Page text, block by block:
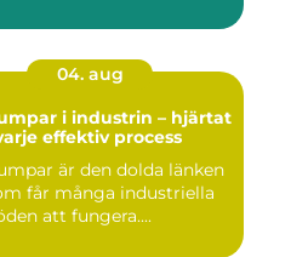
04. aug
i industrin – hjärtat
effektiv process
är den dolda länken
får många industriella
att fungera....